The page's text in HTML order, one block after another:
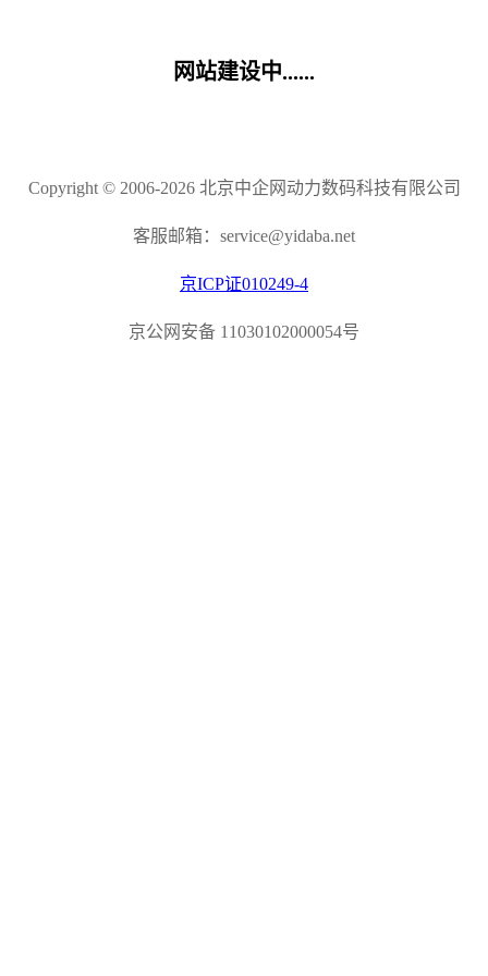
网站建设中......
Copyright © 2006-2026 北京中企网动力数码科技有限公司
客服邮箱：service@yidaba.net
京ICP证010249-4
京公网安备 11030102000054号